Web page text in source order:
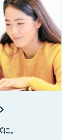
。